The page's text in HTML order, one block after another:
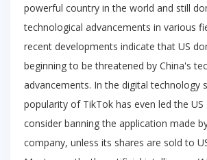
powerful country in the world and still
technological advancements in various
recent developments indicate that US
beginning to be threatened by China's
advancements. In the digital technology
popularity of TikTok has even led the
consider banning the application made
company, unless its shares are sold to